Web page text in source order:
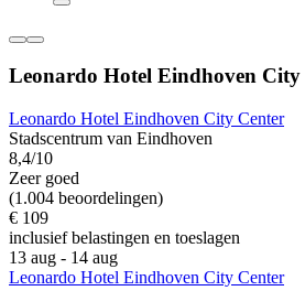
Leonardo Hotel Eindhoven City
Leonardo Hotel Eindhoven City Center
Stadscentrum van Eindhoven
8,4/10
Zeer goed
(1.004 beoordelingen)
€ 109
inclusief belastingen en toeslagen
13 aug - 14 aug
Leonardo Hotel Eindhoven City Center